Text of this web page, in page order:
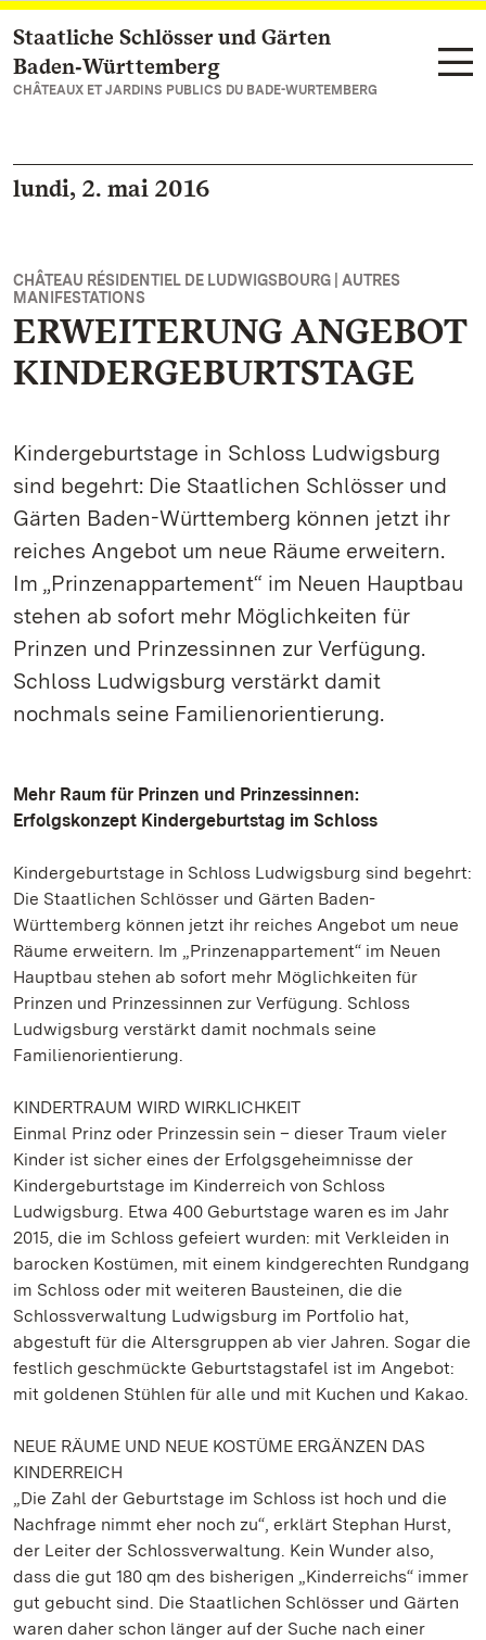
Vers la page d’accueil
Staatliche Schlösser und Gärten
Baden‑Württemberg
CHÂTEAUX ET JARDINS PUBLICS DU BADE-WURTEMBERG
lundi, 2. mai 2016
CHÂTEAU RÉSIDENTIEL DE LUDWIGSBOURG | AUTRES
MANIFESTATIONS
ERWEITERUNG ANGEBOT
KINDERGEBURTSTAGE
Kindergeburtstage in Schloss Ludwigsburg
sind begehrt: Die Staatlichen Schlösser und
Gärten Baden-Württemberg können jetzt ihr
reiches Angebot um neue Räume erweitern.
Im „Prinzenappartement“ im Neuen Hauptbau
stehen ab sofort mehr Möglichkeiten für
Prinzen und Prinzessinnen zur Verfügung.
Schloss Ludwigsburg verstärkt damit
nochmals seine Familienorientierung.
Mehr Raum für Prinzen und Prinzessinnen:
Erfolgskonzept Kindergeburtstag im Schloss
Kindergeburtstage in Schloss Ludwigsburg sind begehrt:
Die Staatlichen Schlösser und Gärten Baden-
Württemberg können jetzt ihr reiches Angebot um neue
Räume erweitern. Im „Prinzenappartement“ im Neuen
Hauptbau stehen ab sofort mehr Möglichkeiten für
Prinzen und Prinzessinnen zur Verfügung. Schloss
Ludwigsburg verstärkt damit nochmals seine
Familienorientierung.
KINDERTRAUM WIRD WIRKLICHKEIT
Einmal Prinz oder Prinzessin sein – dieser Traum vieler
Kinder ist sicher eines der Erfolgsgeheimnisse der
Kindergeburtstage im Kinderreich von Schloss
Ludwigsburg. Etwa 400 Geburtstage waren es im Jahr
2015, die im Schloss gefeiert wurden: mit Verkleiden in
barocken Kostümen, mit einem kindgerechten Rundgang
im Schloss oder mit weiteren Bausteinen, die die
Schlossverwaltung Ludwigsburg im Portfolio hat,
abgestuft für die Altersgruppen ab vier Jahren. Sogar die
festlich geschmückte Geburtstagstafel ist im Angebot:
mit goldenen Stühlen für alle und mit Kuchen und Kakao.
NEUE RÄUME UND NEUE KOSTÜME ERGÄNZEN DAS
KINDERREICH
„Die Zahl der Geburtstage im Schloss ist hoch und die
Nachfrage nimmt eher noch zu“, erklärt Stephan Hurst,
der Leiter der Schlossverwaltung. Kein Wunder also,
dass die gut 180 qm des bisherigen „Kinderreichs“ immer
gut gebucht sind. Die Staatlichen Schlösser und Gärten
waren daher schon länger auf der Suche nach einer